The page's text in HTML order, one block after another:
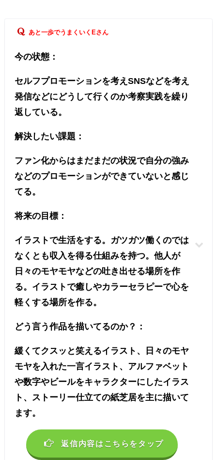
あと一歩でうまくいくEさん
今の状態：
セルフプロモーションを考えSNSなどを考え
発信などにどうして行くのか考察実践を繰り
返している。
解決したい課題：
ファン化からはまだまだの状況で自分の強み
などのプロモーションができていないと感じ
てる。
将来の目標：
イラストで生活をする。ガツガツ働くのでは
なくとも収入を得る仕組みを持つ。他人が
日々のモヤモヤなどの吐き出せる場所を作
る。イラストで癒しやカラーセラピーで心を
軽くする場所を作る。
どう言う作品を描いてるのか？：
緩くてクスッと笑えるイラスト、日々のモヤ
モヤを入れた一言イラスト、アルファベット
や数字やビールをキャラクターにしたイラス
ト、ストーリー仕立ての紙芝居を主に描いて
ます。
返信内容はこちらをタップ